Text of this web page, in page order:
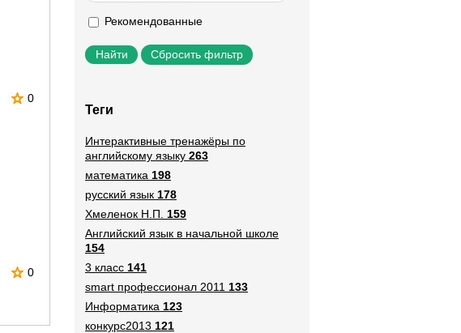
0
0
Рекомендованные
Сбросить фильтр
Теги
Интерактивные тренажёры по
английскому языку 263
математика 198
русский язык 178
Хмеленок Н.П.
159
Английский язык в начальной школе
154
3 класс 141
smart профессионал 2011 133
Информатика 123
конкурс2013 121